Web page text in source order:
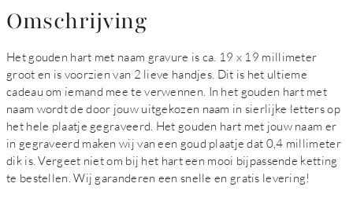
Omschrijving
Het gouden hart met naam gravure is ca. 19 x 19 millimeter
groot en is voorzien van 2 lieve handjes. Dit is het ultieme
cadeau om iemand mee te verwennen. In het gouden hart met
naam wordt de door jouw uitgekozen naam in sierlijke letters op
het hele plaatje gegraveerd. Het gouden hart met jouw naam er
in gegraveerd maken wij van een goud plaatje dat 0,4 millimeter
dik is. Vergeet niet om bij het hart een mooi bijpassende ketting
te bestellen. Wij garanderen een snelle en gratis levering!